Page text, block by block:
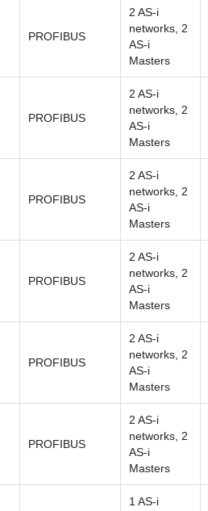
PROFIBUS
2 AS-i
networks, 2
AS-i
Masters
PROFIBUS
2 AS-i
networks, 2
AS-i
Masters
PROFIBUS
2 AS-i
networks, 2
AS-i
Masters
PROFIBUS
2 AS-i
networks, 2
AS-i
Masters
PROFIBUS
2 AS-i
networks, 2
AS-i
Masters
PROFIBUS
2 AS-i
networks, 2
AS-i
Masters
1 AS-i